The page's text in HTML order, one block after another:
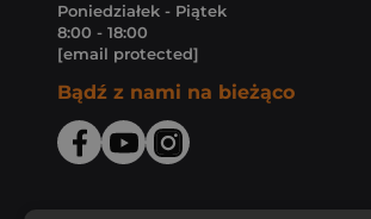
Poniedziałek - Piątek
8:00 - 18:00
[email protected]
Bądź z nami na bieżąco